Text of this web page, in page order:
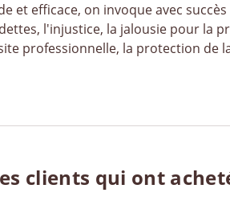
et efficace, on invoque avec
l'injustice, la jalousie pour la
professionnelle, la protection de
clients qui ont